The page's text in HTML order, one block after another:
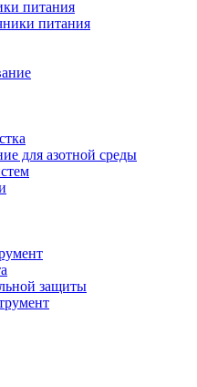
питания
питания
для азотной среды
защиты